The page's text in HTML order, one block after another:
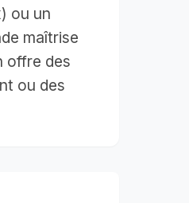
ou un
maîtrise
offre des
ou des